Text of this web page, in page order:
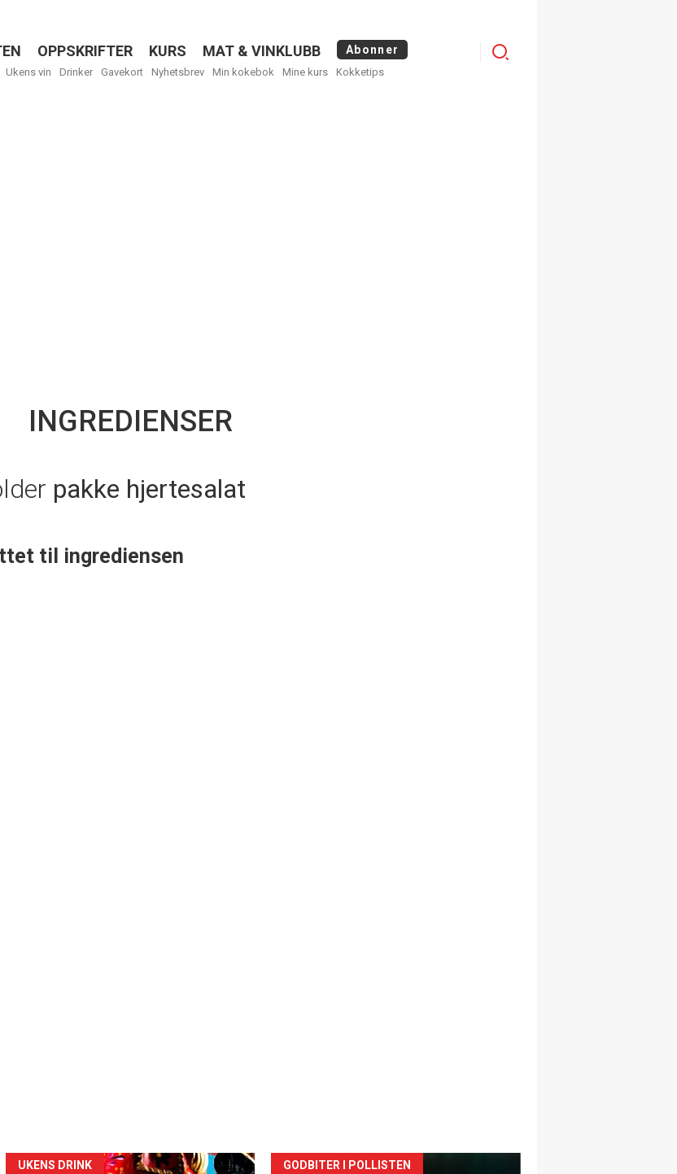
OPPSKRIFTER KURS MAT & VINKLUBB Abonner
Ukens vin Drinker Gavekort Nyhetsbrev Min kokebok Mine kurs Kokketips
Logg
INGREDIENSER
pakke hjertesalat
til ingrediensen
UKENS DRINK GODBITER I POLLISTEN